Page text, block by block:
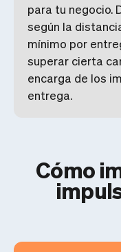
para tu negocio.
según la
mínimo por
superar cierta
encarga de los
entrega.
Cómo